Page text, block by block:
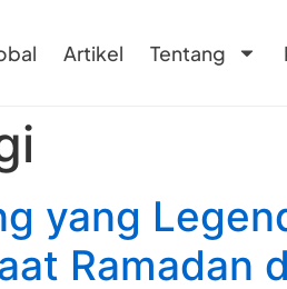
Artikel Tentang
yang
Ramadan